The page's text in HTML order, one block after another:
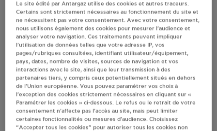
S'Y RENDRE
AFFICHER LE TÉLÉPHONE
RECEVOIR LES COORDONNÉES DU REVENDEUR
En cliquant sur « S’y rendre », j’autorise le traitement
d’informations (dont mon adresse IP) et leur transfert hors UE
par Google Maps afin d’afficher la carte.
En savoir plus
Le site édité par Antargaz utilise des cookies et autres traceurs.
Certains sont strictement nécessaires au fonctionnement du site et
ne nécessitent pas votre consentement. Avec votre consentement,
nous utilisons également des cookies pour mesurer l’audience et
analyser votre navigation. Ces traitements peuvent impliquer
l’utilisation de données telles que votre adresse IP, vos
pages/rubriques consultées, identifiant utilisateur/équipement,
pays, dates, nombre de visites, sources de navigation et vos
interactions avec le site, ainsi que leur transmission à des
partenaires tiers, y compris ceux potentiellement situés en dehors
de l’Union européenne. Vous pouvez paramétrer vos choix à
l’exception des cookies strictement nécessaires en cliquant sur «
Paramétrer les cookies » ci-dessous. Le refus ou le retrait de votre
consentement n’affecte pas l’accès au site, mais peut limiter
certaines fonctionnalités ou mesures d’audience. Choisissez
“Accepter tous les cookies” pour autoriser tous les cookies non